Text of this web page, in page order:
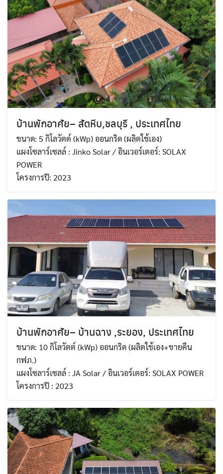
บ้านพักอาศัย– สัตหีบ,ชลบุรี , ประเทศไทย
ขนาด: 5 กิโลวัตต์ (kWp) ออนกริด (ผลิตใช้เอง)
แผงโซลาร์เซลล์ : Jinko Solar / อินเวอร์เตอร์: SOLAX
POWER
โครงการปี: 2023
บ้านพักอาศัย– บ้านฉาง ,ระยอง, ประเทศไทย
ขนาด: 10 กิโลวัตต์ (kWp) ออนกริด (ผลิตใช้เอง+ขายคืน
กฟภ.)
แผงโซลาร์เซลล์ : JA Solar / อินเวอร์เตอร์: SOLAX POWER
โครงการปี : 2023